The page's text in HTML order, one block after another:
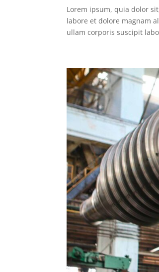
Lorem ipsum, quia dolor
labore et dolore magnam
ullam corporis suscipit